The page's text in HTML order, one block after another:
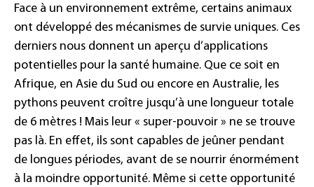
Face à un environnement extrême, certains animaux
ont développé des mécanismes de survie uniques. Ces
derniers nous donnent un aperçu d’applications
potentielles pour la santé humaine. Que ce soit en
Afrique, en Asie du Sud ou encore en Australie, les
pythons peuvent croître jusqu’à une longueur totale
de 6 mètres ! Mais leur « super-pouvoir » ne se trouve
pas là. En effet, ils sont capables de jeûner pendant
de longues périodes, avant de se nourrir énormément
à la moindre opportunité. Même si cette opportunité